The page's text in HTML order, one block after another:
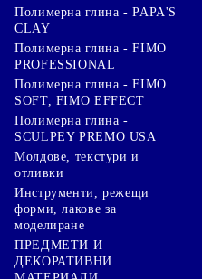
Полимерна глина - PAPA'S
CLAY
Полимерна глина - FIMO
PROFESSIONAL
Полимерна глина - FIMO
SOFT, FIMO EFFECT
Полимерна глина -
SCULPEY PREMO USA
Молдове, текстури и
отливки
Инструменти, режещи
форми, лакове за
моделиране
ПРЕДМЕТИ И
ДЕКОРАТИВНИ